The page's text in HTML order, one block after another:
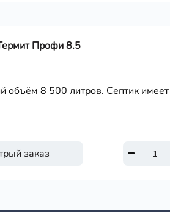
Профи 8.5
объём 8 500 литров. Септик
заказ